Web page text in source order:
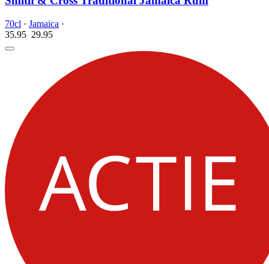
70cl · Jamaica ·
35.95 29.95